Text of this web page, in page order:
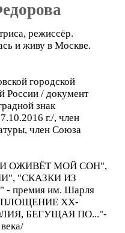
режиссёр.
и живу в Москве.
городской
России / документ
знак
г./, член
член Союза
" И ОЖИВЁТ МОЙ СОН",
"СКАЗКИ ИЗ
им. Шарля
XX-
БЕГУЩАЯ ПО..."-